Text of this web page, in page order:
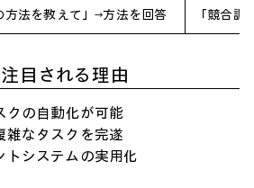
方法を教えて」→方法を回答 「競合
目される理由
クの自動化が可能
雑なタスクを完遂
トシステムの実用化